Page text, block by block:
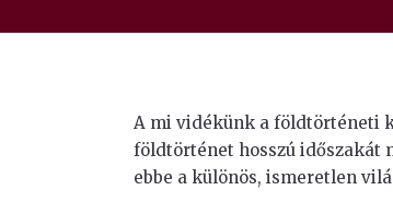
A mi vidékünk a földtörténeti
földtörténet hosszú időszakát
ebbe a különös, ismeretlen